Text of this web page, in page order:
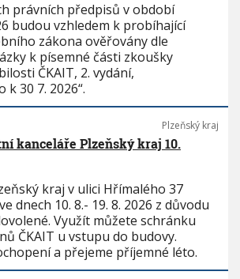
právních předpisů v období
budou vzhledem k probíhající
zákona ověřovány dle
k písemné části zkoušky
ČKAIT, 2. vydání,
30 7. 2026“.
Plzeňský kraj
kanceláře Plzeňský kraj 10.
kraj v ulici Hřímalého 37
dnech 10. 8.- 19. 8. 2026 z důvodu
Využít můžete schránku
ČKAIT u vstupu do budovy.
a přejeme příjemné léto.